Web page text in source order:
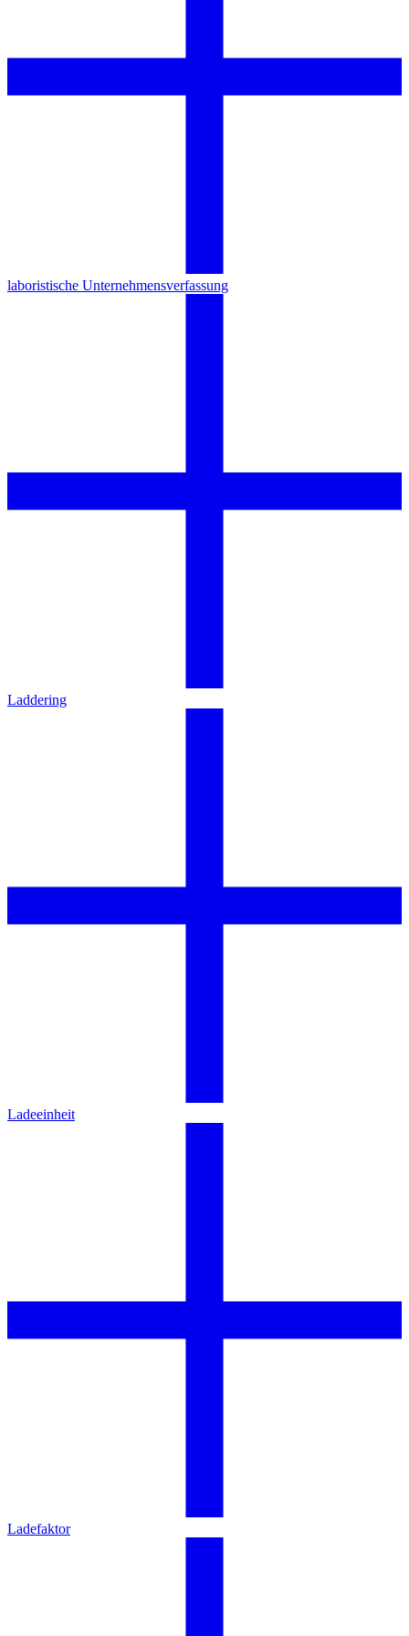
laboristische Unternehmensverfassung
Laddering
Ladeeinheit
Ladefaktor